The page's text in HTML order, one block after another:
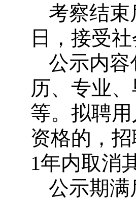
考察结
日，接受
公示内容
历、专业
等。拟聘
资格的，
1年内取消
公示期满